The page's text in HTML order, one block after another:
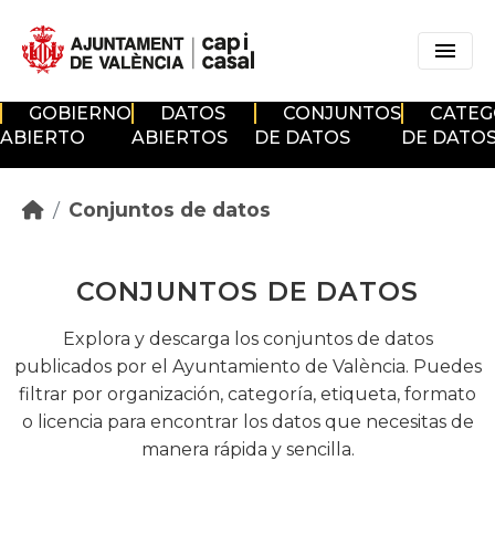
GOBIERNO
ABIERTO
DATOS
ABIERTOS
CONJUNTOS
DE DATOS
DE
Conjuntos de datos
CONJUNTOS DE DATOS
Explora y descarga los conjuntos de datos
publicados por el Ayuntamiento de València. Puedes
filtrar por organización, categoría, etiqueta, formato
o licencia para encontrar los datos que necesitas de
manera rápida y sencilla.